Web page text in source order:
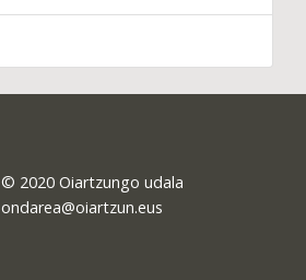
© 2020 Oiartzungo udala
ondarea@oiartzun.eus